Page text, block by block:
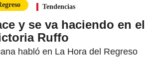
Tendencias
y se va haciendo en el
Ruffo
habló en La Hora del Regreso